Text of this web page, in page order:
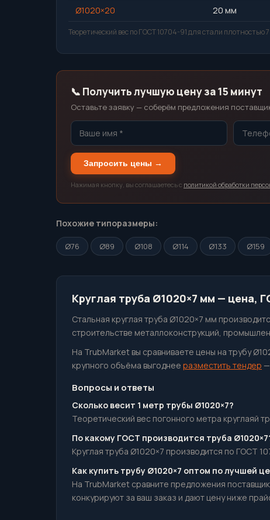
Ø1020×20
20 мм
Теоретический вес по ГОСТ 10704-91 для стали плотностью
📞 Получить лучшую цену за 15 минут
Оставьте заявку — соберём предложения
Запросить цены →
Нажимая кнопку, вы соглашаетесь с политикой обработки
Похожие типоразмеры:
Ø76 Ø89 Ø108 Ø114 Ø133 Ø159
Круглая труба Ø1020×7 мм — цена,
Стальная круглая труба Ø1020×7 мм
строительстве металлоконструкций,
На TrubMarket вы сравниваете цены на трубу
крупного объёма выгоднее разместить тендер
Вопросы и ответы
Сколько весит 1 метр трубы Ø1020×7?
Теоретический вес погонного метра круглаяй
По какому ГОСТ производится труба
Круглая труба Ø1020×7 производится по ГОСТ
Как купить трубу Ø1020×7 оптом по лучшей
На TrubMarket сравните предложения
конкурируют за ваш заказ и дают цену ниже